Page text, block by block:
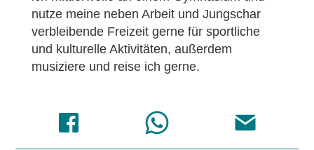
nutze meine neben Arbeit und Jungschar
verbleibende Freizeit gerne für sportliche
und kulturelle Aktivitäten, außerdem
musiziere und reise ich gerne.